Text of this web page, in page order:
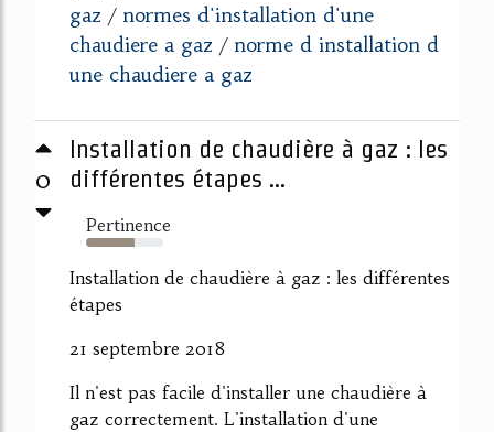
gaz / normes d'installation d'une
chaudiere a gaz / norme d installation d
une chaudiere a gaz
0
Installation de chaudière à gaz : les
différentes étapes ...
Pertinence
63%
Installation de chaudière à gaz : les différentes
étapes
21 septembre 2018
Il n'est pas facile d'installer une chaudière à
gaz correctement. L'installation d'une